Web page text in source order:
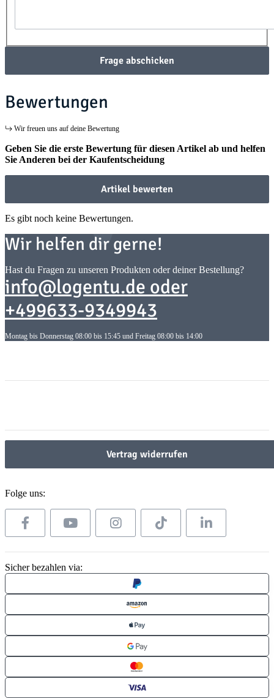
Frage abschicken
Bewertungen
Wir freuen uns auf deine Bewertung
Geben Sie die erste Bewertung für diesen Artikel ab und helfen
Sie Anderen bei der Kaufentscheidung
Artikel bewerten
Es gibt noch keine Bewertungen.
Wir helfen dir gerne!
Hast du Fragen zu unseren Produkten oder deiner Bestellung?
info@logentu.de oder
+499633-9349943
Montag bis Donnerstag 08:00 bis 15:45 und Freitag 08:00 bis 14:00
Vertrag widerrufen
Folge uns:
Sicher bezahlen via: